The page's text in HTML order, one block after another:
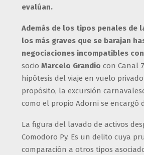
evalúan.
Además de los tipos penales de
los más graves que se barajan
negociaciones incompatibles
socio Marcelo Grandio con Canal
hipótesis del viaje en vuelo
propósito, la excursión
como el propio Adorni se
La figura del lavado de activos
Comodoro Py. Es un delito cuya
comparación a otros tipos